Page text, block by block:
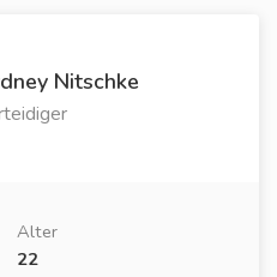
Nitschke
Alter
22